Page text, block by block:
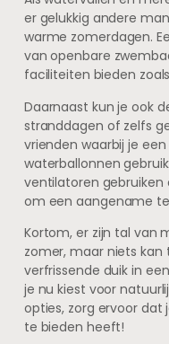
er gelukkig andere
warme zomerdagen.
van openbare
faciliteiten bieden
Daarnaast kun je ook
stranddagen of zelfs
vrienden waarbij je
waterballonnen
ventilatoren gebruiken
om een aangename
Kortom, er zijn tal van
zomer, maar niets
verfrissende duik in
je nu kiest voor
opties, zorg ervoor dat
te bieden heeft!